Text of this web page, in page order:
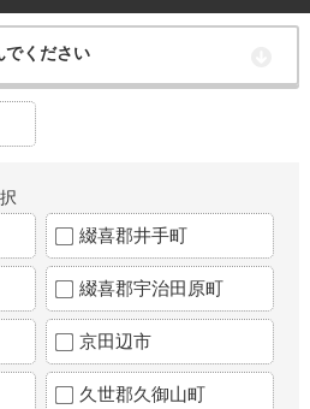
でください
綴喜郡井手町
綴喜郡宇治田原町
京田辺市
久世郡久御山町